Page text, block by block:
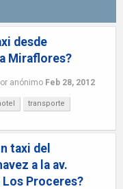
desde
Miraflores?
anónimo Feb 28, 2012
transporte
taxi del
a la av.
Los Proceres?